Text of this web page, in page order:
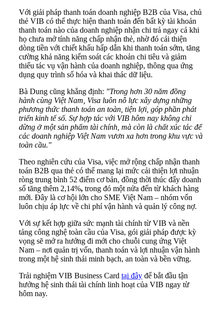
Với giải pháp thanh toán doanh nghiệp B2B của Visa, chủ
thẻ VIB có thể thực hiện thanh toán đến bất kỳ tài khoản
thanh toán nào của doanh nghiệp nhận chi trả ngay cả khi
họ chưa mở tính năng chấp nhận thẻ, nhờ đó cải thiện
dòng tiền với chiết khấu hấp dẫn khi thanh toán sớm, tăng
cường khả năng kiểm soát các khoản chi tiêu và giảm
thiểu tác vụ vận hành của doanh nghiệp, thông qua ứng
dụng quy trình số hóa và khai thác dữ liệu.
Bà Dung cũng khẳng định: "Trong hơn 30 năm đồng
hành cùng Việt Nam, Visa luôn nỗ lực xây dựng những
phương thức thanh toán an toàn, tiện lợi, góp phần phát
triển kinh tế số. Sự hợp tác với VIB hôm nay không chỉ
dừng ở một sản phẩm tài chính, mà còn là chất xúc tác để
các doanh nghiệp Việt Nam vươn xa hơn trong khu vực và
toàn cầu."
Theo nghiên cứu của Visa, việc mở rộng chấp nhận thanh
toán B2B qua thẻ có thể mang lại mức cải thiện lợi nhuận
ròng trung bình 52 điểm cơ bản, đồng thời thúc đẩy doanh
số tăng thêm 2,14%, trong đó một nửa đến từ khách hàng
mới. Đây là cơ hội lớn cho SME Việt Nam – nhóm vốn
luôn chịu áp lực về chi phí vận hành và quản lý công nợ.
Với sự kết hợp giữa sức mạnh tài chính từ VIB và nền
tảng công nghệ toàn cầu của Visa, gói giải pháp được kỳ
vọng sẽ mở ra hướng đi mới cho chuỗi cung ứng Việt
Nam – nơi quản trị vốn, thanh toán và lợi nhuận vận hành
trong một hệ sinh thái minh bạch, an toàn và bền vững.
Trải nghiệm VIB Business Card tại đây để bắt đầu tận
hưởng hệ sinh thái tài chính linh hoạt của VIB ngay từ
hôm nay.